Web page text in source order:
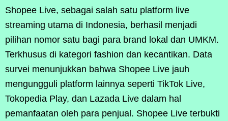
Shopee Live, sebagai salah satu platform live
streaming utama di Indonesia, berhasil menjadi
pilihan nomor satu bagi para brand lokal dan UMKM.
Terkhusus di kategori fashion dan kecantikan. Data
survei menunjukkan bahwa Shopee Live jauh
mengungguli platform lainnya seperti TikTok Live,
Tokopedia Play, dan Lazada Live dalam hal
pemanfaatan oleh para penjual. Shopee Live terbukti